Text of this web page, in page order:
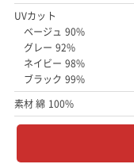
UVカット
ベージュ 90%
グレー 92%
ネイビー 98%
ブラック 99%
素材 綿 100%